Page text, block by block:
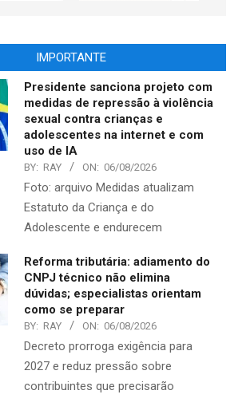
IMPORTANTE
Presidente sanciona projeto com
medidas de repressão à violência
sexual contra crianças e
adolescentes na internet e com
uso de IA
BY: RAY ON: 06/08/2026
Foto: arquivo Medidas atualizam
Estatuto da Criança e do
Adolescente e endurecem
Reforma tributária: adiamento do
CNPJ técnico não elimina
dúvidas; especialistas orientam
como se preparar
BY: RAY ON: 06/08/2026
Decreto prorroga exigência para
2027 e reduz pressão sobre
contribuintes que precisarão